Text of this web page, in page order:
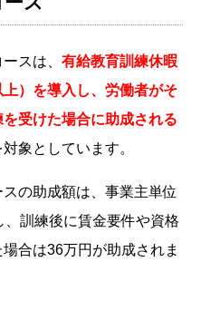
スは、 有給教育訓練休暇
）を導入し、労働者がそ
受けた場合に助成される
象としています。
の助成額は、事業主単位
訓練後に賃金要件や資格
合は36万円が助成されま